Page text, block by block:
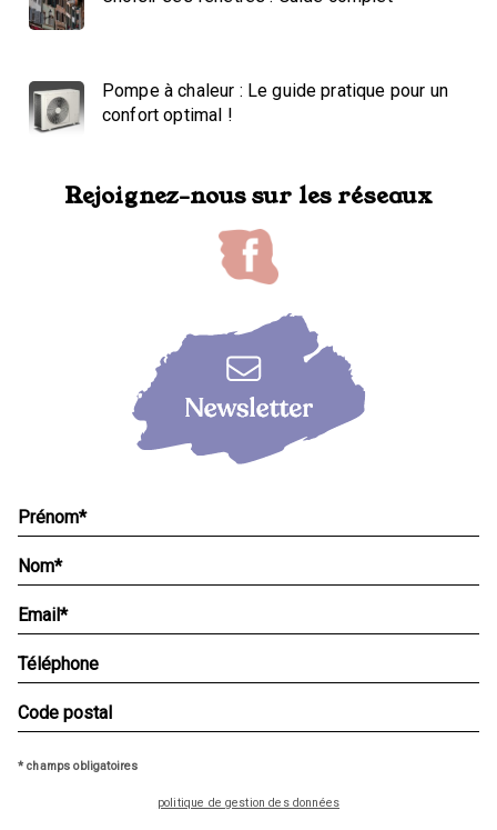
Pompe à chaleur : Le guide pratique pour un
confort optimal !
Rejoignez-nous sur les réseaux
* champs obligatoires
politique de gestion des données